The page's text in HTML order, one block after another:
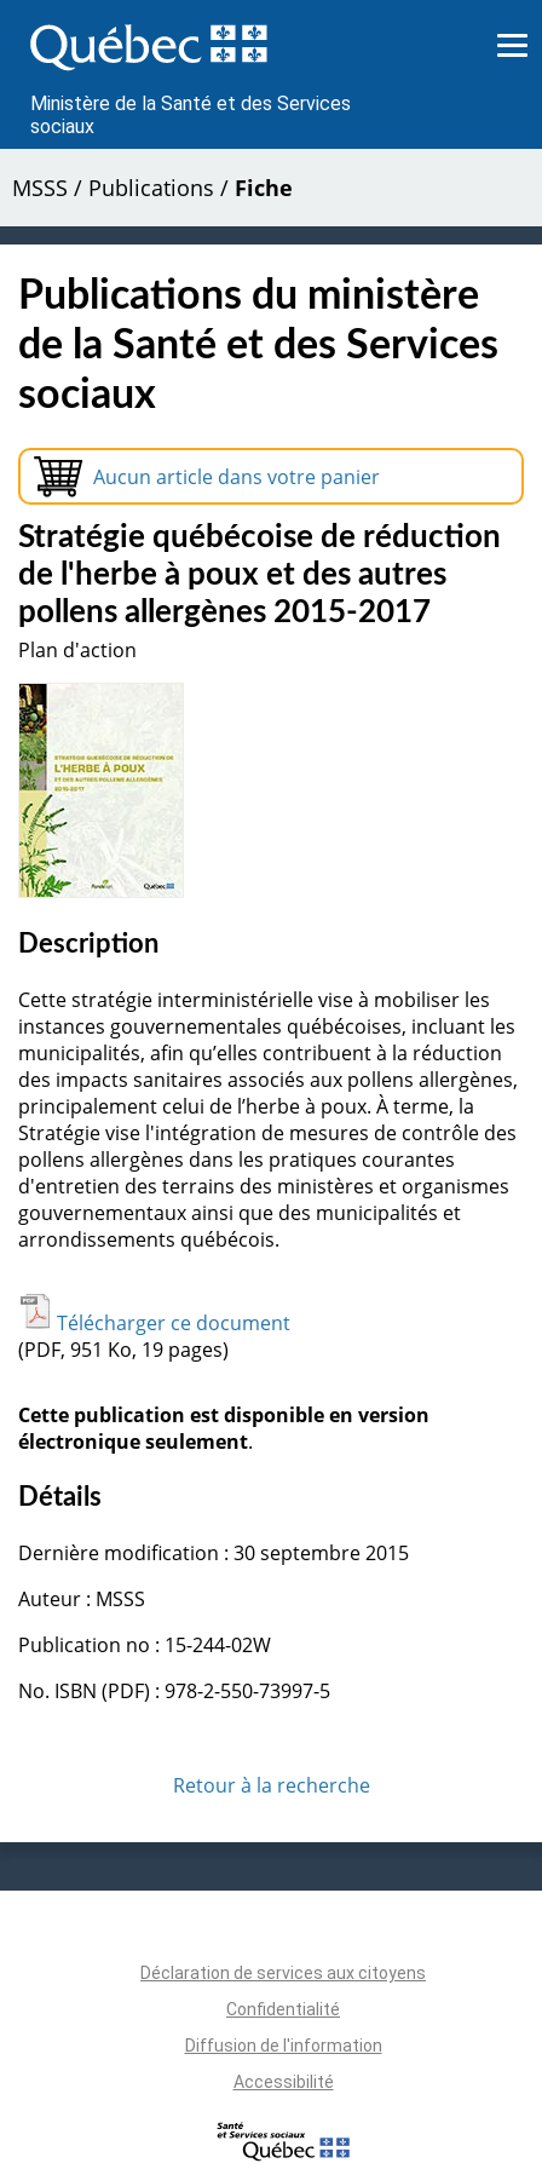
au
contenu
Ministère de la Santé et des Services
sociaux
MSSS / Publications / Fiche
Publications du ministère
de la Santé et des Services
sociaux
Aucun article dans votre panier
Stratégie québécoise de réduction
de l'herbe à poux et des autres
pollens allergènes 2015-2017
Plan d'action
Description
Cette stratégie interministérielle vise à mobiliser les
instances gouvernementales québécoises, incluant les
municipalités, afin qu’elles contribuent à la réduction
des impacts sanitaires associés aux pollens allergènes,
principalement celui de l’herbe à poux. À terme, la
Stratégie vise l'intégration de mesures de contrôle des
pollens allergènes dans les pratiques courantes
d'entretien des terrains des ministères et organismes
gouvernementaux ainsi que des municipalités et
arrondissements québécois.
Télécharger ce document
(PDF, 951 Ko, 19 pages)
Cette publication est disponible en version
électronique seulement.
Détails
Dernière modification : 30 septembre 2015
Auteur : MSSS
Publication no : 15-244-02W
No. ISBN (PDF) : 978-2-550-73997-5
Retour à la recherche
Déclaration de services aux citoyens
Confidentialité
Diffusion de l'information
Accessibilité